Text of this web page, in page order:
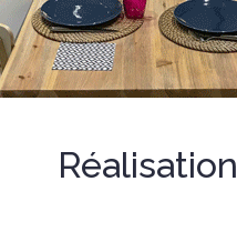
Réalisation